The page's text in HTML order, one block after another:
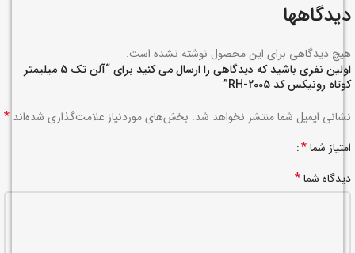
دیدگاهها
هیچ دیدگاهی برای این محصول نوشته نشده است.
اولین نفری باشید که دیدگاهی را ارسال می کنید برای “آلن تک 5 میلیمتر
کوتاه رونیکس کد RH-2005”
نشانی ایمیل شما منتشر نخواهد شد. بخش‌های موردنیاز علامت‌گذاری شده‌اند *
امتیاز شما*
دیدگاه شما*